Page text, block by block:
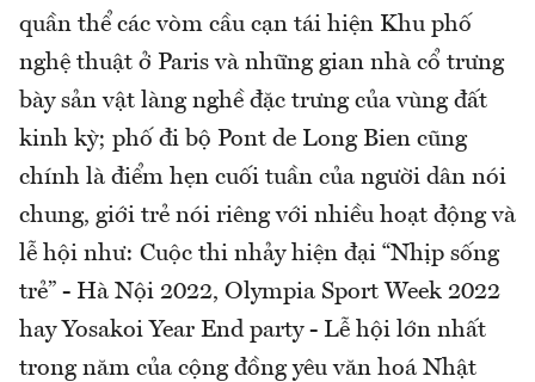
quần thể các vòm cầu cạn tái hiện Khu phố
nghệ thuật ở Paris và những gian nhà cổ trưng
bày sản vật làng nghề đặc trưng của vùng đất
kinh kỳ; phố đi bộ Pont de Long Bien cũng
chính là điểm hẹn cuối tuần của người dân nói
chung, giới trẻ nói riêng với nhiều hoạt động và
lễ hội như: Cuộc thi nhảy hiện đại “Nhịp sống
trẻ” - Hà Nội 2022, Olympia Sport Week 2022
hay Yosakoi Year End party - Lễ hội lớn nhất
trong năm của cộng đồng yêu văn hoá Nhật